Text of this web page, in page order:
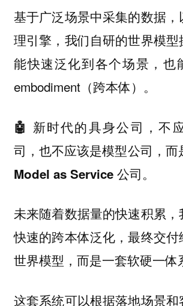
基于广泛场景中采集的数据
理引擎，我们自研的世界模
能快速泛化到各个场景，也
embodiment（跨本体）。
🤖 新时代的具身公司，不
司，也不应该是模型公司，
Model as Service 公司。
未来随着数据量的快速积累
快速的跨本体泛化，最终交
世界模型，而是一套软硬一体
这套系统可以根据落地场景